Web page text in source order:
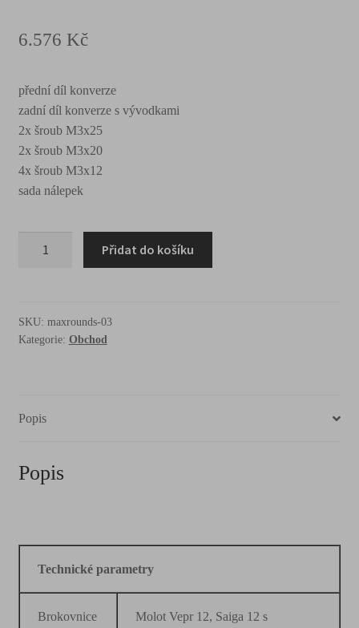
6.576 Kč
přední díl konverze
zadní díl konverze s vývodkami
2x šroub M3x25
2x šroub M3x20
4x šroub M3x12
sada nálepek
Přidat do košíku
SKU: maxrounds-03
Kategorie: Obchod
Popis
Popis
Technické parametry
Brokovnice
Molot Vepr 12, Saiga 12 s